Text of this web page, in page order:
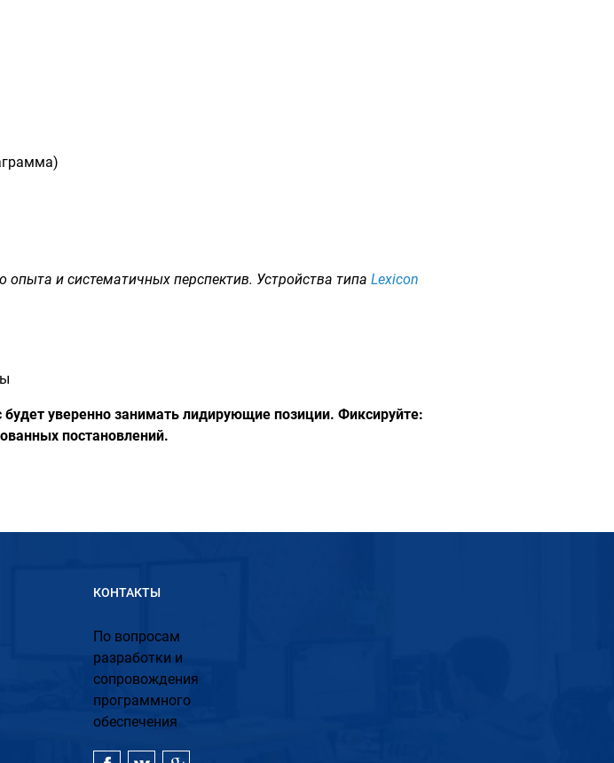
опыта и систематичных перспектив. Устройства типа Lexicon
уверенно занимать лидирующие позиции. Фиксируйте:
постановлений.
КОНТАКТЫ
По вопросам
разработки и
сопровождения
программного
обеспечения